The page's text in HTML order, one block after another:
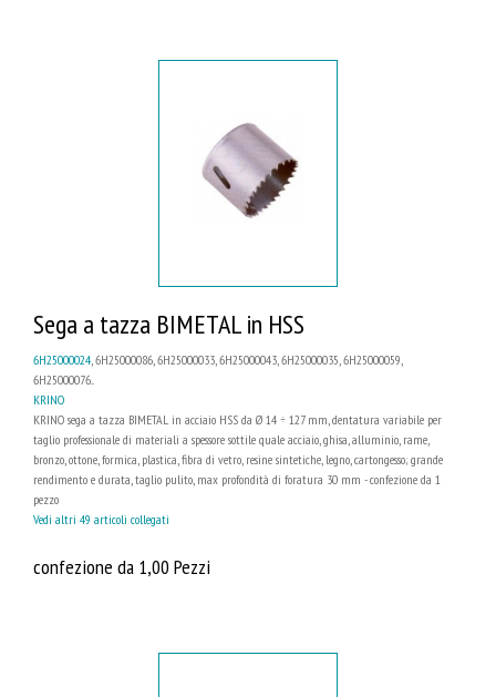
Sega a tazza BIMETAL in HSS
6H25000024 , 6H25000086, 6H25000033, 6H25000043, 6H25000035, 6H25000059,
6H25000076...
KRINO
KRINO sega a tazza BIMETAL in acciaio HSS da Ø 14 ÷ 127 mm, dentatura variabile per
taglio professionale di materiali a spessore sottile quale acciaio, ghisa, alluminio, rame,
bronzo, ottone, formica, plastica, fibra di vetro, resine sintetiche, legno, cartongesso; grande
rendimento e durata, taglio pulito, max profondità di foratura 30 mm - confezione da 1
pezzo
Vedi altri 49 articoli collegati
confezione da 1,00 Pezzi